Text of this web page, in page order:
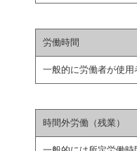
労働時間
一般的に労働者が使
時間外労働（残業）